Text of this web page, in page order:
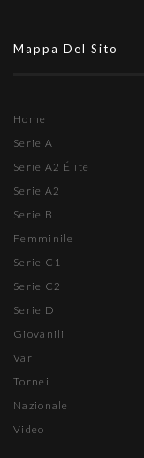
Mappa Del Sito
Home
Serie A
Serie A2 Élite
Serie A2
Serie B
Femminile
Serie C1
Serie C2
Serie D
Giovanili
Vari
Tornei
Nazionale
Video